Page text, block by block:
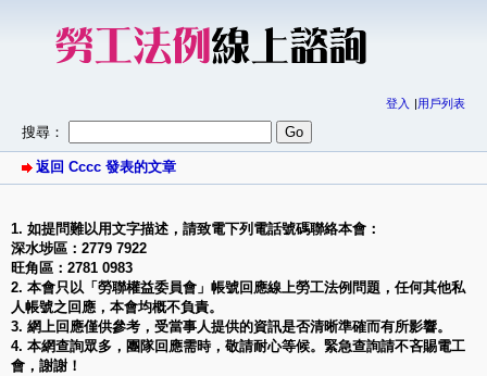
登入 用戶列表
搜尋：
返回 Cccc 發表的文章
1. 如提問難以用文字描述，請致電下列電話號碼聯絡本會：
深水埗區：2779 7922
旺角區：2781 0983
2. 本會只以「勞聯權益委員會」帳號回應線上勞工法例問題，任何其他私
人帳號之回應，本會均概不負責。
3. 網上回應僅供參考，受當事人提供的資訊是否清晰準確而有所影響。
4. 本網查詢眾多，團隊回應需時，敬請耐心等候。緊急查詢請不吝賜電工
會，謝謝！